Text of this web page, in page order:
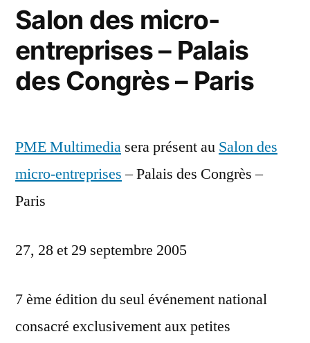
Salon des micro-
entreprises – Palais
des Congrès – Paris
PME Multimedia sera présent au Salon des
micro-entreprises– Palais des Congrès –
Paris
27, 28 et 29 septembre 2005
7 ème édition du seul événement national
consacré exclusivement aux petites